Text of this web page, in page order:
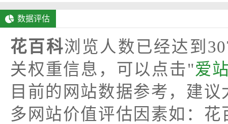
数据评估
花百科浏览人数已经达到
关权重信息，可以点击"爱
目前的网站数据参考，建
多网站价值评估因素如：